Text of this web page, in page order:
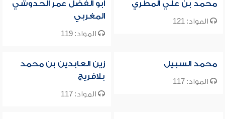
محمد بن علي المطري
المواد: 121
أبو الفضل عمر الحدوشي
المغربي
المواد: 119
محمد السبيل
المواد: 117
زين العابدين بن محمد
بلافريج
المواد: 117